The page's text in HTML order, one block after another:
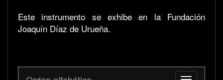
Este instrumento se exhibe en la Fundación
Joaquín Díaz de Urueña.